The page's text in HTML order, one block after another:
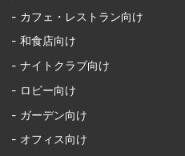
- カフェ・レストラン向け
- 和食店向け
- ナイトクラブ向け
- ロビー向け
- ガーデン向け
- オフィス向け